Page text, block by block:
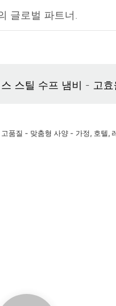
글로벌 파트너.
스틸 수프 냄비 - 고